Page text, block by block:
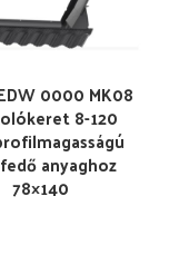
0000 MK08
8-120
anyaghoz
78×140